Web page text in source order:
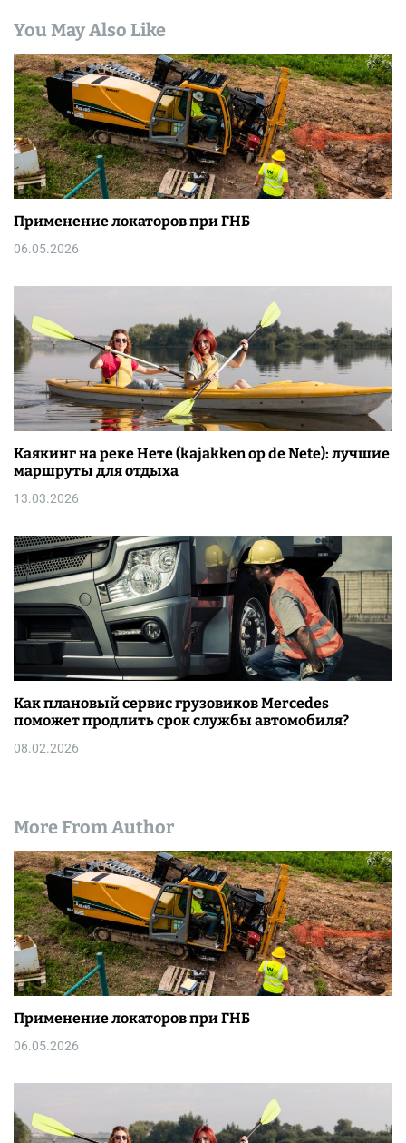
You May Also Like
Применение локаторов при ГНБ
06.05.2026
Каякинг на реке Нете (kajakken op de Nete): лучшие
маршруты для отдыха
13.03.2026
Как плановый сервис грузовиков Mercedes
поможет продлить срок службы автомобиля?
08.02.2026
More From Author
Применение локаторов при ГНБ
06.05.2026